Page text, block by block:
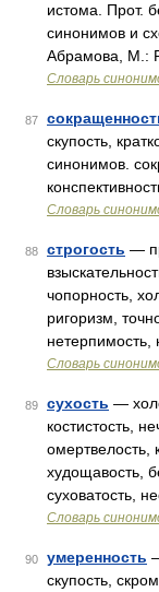
истома. Прот.
синонимов и
Абрамова, М.:
Словарь
87
скупость,
синонимов.
Словарь
88 строгость —
чопорность,
ригоризм,
нетерпимость,
Словарь
89 сухость —
костистость,
омертвелость,
худощавость,
суховатость,
Словарь
90 умеренность
скупость,